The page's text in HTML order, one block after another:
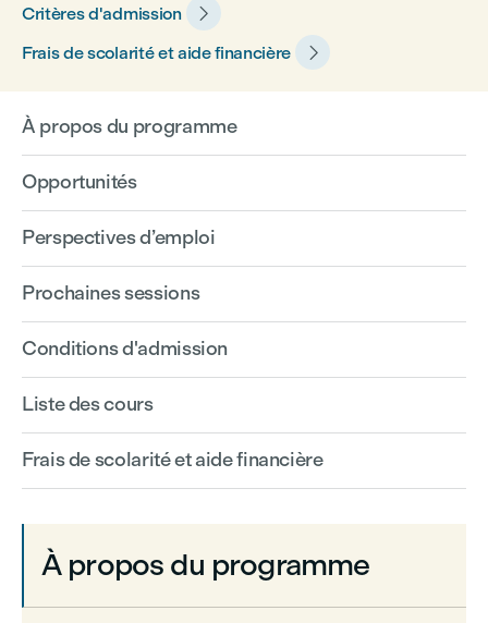
Critères d'admission 
Frais de scolarité et aide financière 
À propos du programme
Opportunités
Perspectives d’emploi
Prochaines sessions
Conditions d'admission
Liste des cours
Frais de scolarité et aide financière
À propos du programme